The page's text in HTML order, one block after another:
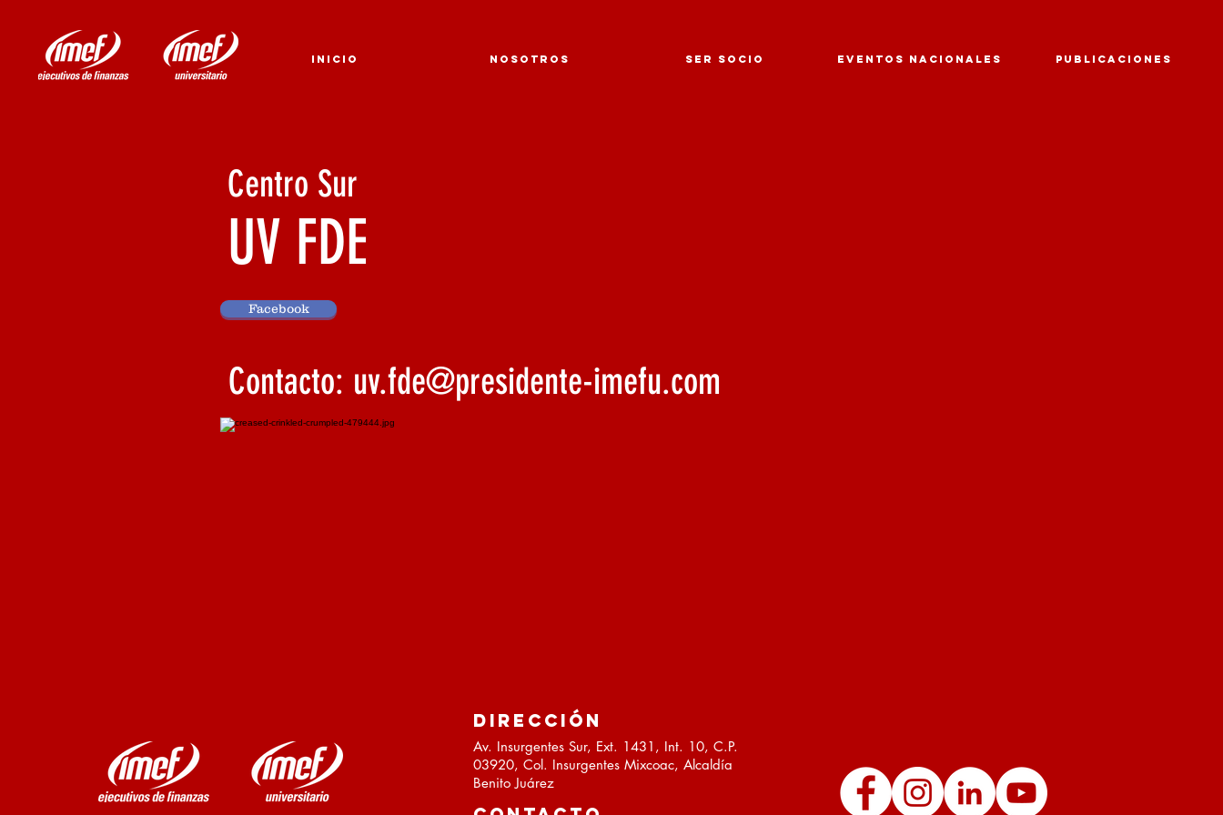
INICIO NOSOTROS SER SOCIO EVENTOS NACIONALES PUBLICACIONES
Centro Sur
UV FDE
Facebook
Contacto: uv.fde@presidente-imefu.com
DIRECCIÓN
Av. Insurgentes Sur, Ext. 1431, Int. 10, C.P.
03920, Col. Insurgentes Mixcoac, Alcaldía
Benito Juárez